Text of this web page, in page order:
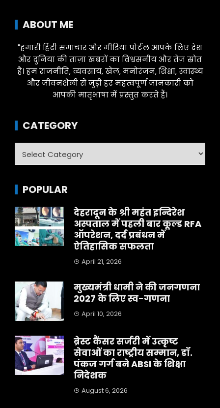
ABOUT ME
"हमारी हिंदी समाचार और मीडिया पोर्टल आपके लिए देश
और दुनिया की ताज़ा खबरों का विश्वसनीय और तेज़ स्रोत
है। हम राजनीति, व्यवसाय, खेल, मनोरंजन, शिक्षा, स्वास्थ्य
और जीवनशैली से जुड़ी हर महत्वपूर्ण जानकारी को
आपकी मातृभाषा में प्रस्तुत करते हैं।
CATEGORY
POPULAR
देहरादून के श्री महंत इन्दिरेश
अस्पताल में पहली बार कूल्ड RFA
ऑपरेशन, दर्द प्रबंधन में
ऐतिहासिक सफलता
April 21, 2026
मुख्यमंत्री धामी ने की जनगणना
2027 के लिए स्व-गणना
April 10, 2026
ब्रेस्ट कैंसर सर्जरी में उत्कृष्ट
सेवाओं का राष्ट्रीय सम्मान, डॉ.
पंकज गर्ग बने ABSI के शिक्षा
निदेशक
August 6, 2026